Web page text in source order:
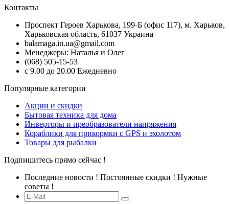
Контакты
Проспект Героев Харькова, 199-Б (офис 117), м. Харьков,
Харьковская область, 61037 Украина
balamaga.in.ua@gmail.com
Менеджеры: Наталья и Олег
(068) 505-15-53
с 9.00 до 20.00 Ежедневно
Популярные категории
Акции и скидки
Бытовая техника для дома
Инверторы и преобразователи напряжения
Кораблики для прикормки с GPS и эхолотом
Товары для рыбалки
Подпишитесь прямо сейчас !
Последние новости ! Постоянные скидки ! Нужные
советы !